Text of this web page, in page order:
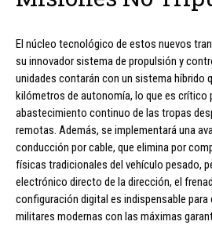
El núcleo tecnológico de estos nuevos
su innovador sistema de propulsión y
unidades contarán con un sistema híbrido
kilómetros de autonomía, lo que es crítico
abastecimiento continuo de las tropas
remotas. Además, se implementará una
conducción por cable, que elimina por
físicas tradicionales del vehículo pesado,
electrónico directo de la dirección, el
configuración digital es indispensable
militares modernas con las máximas